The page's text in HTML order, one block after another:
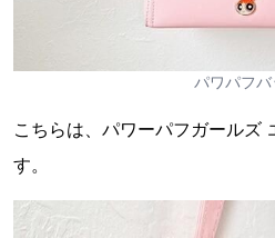
パワパフ
こちらは、パワーパフガールズ
す。